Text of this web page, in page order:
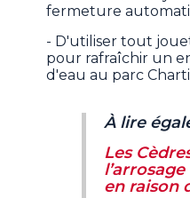
fermeture
- D'utiliser tout
pour rafraîchir un
d'eau au parc
À lire
Les
en raison